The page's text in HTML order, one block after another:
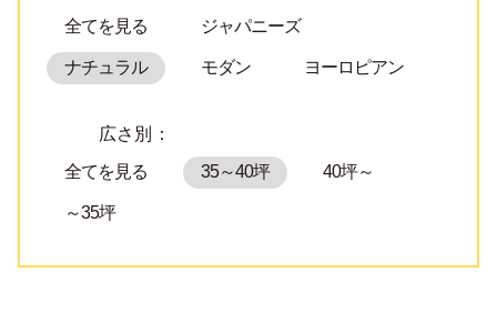
全てを見る
ジャパニーズ
ナチュラル モダン ヨーロピアン
広さ別：
全てを見る
35～40坪 40坪～
～35坪